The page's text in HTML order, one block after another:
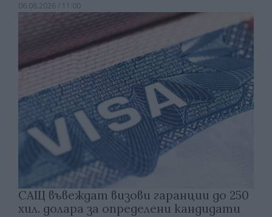
06.08.2026 / 11:00
САЩ въвеждат визови гаранции до 250
хил. долара за определени кандидати